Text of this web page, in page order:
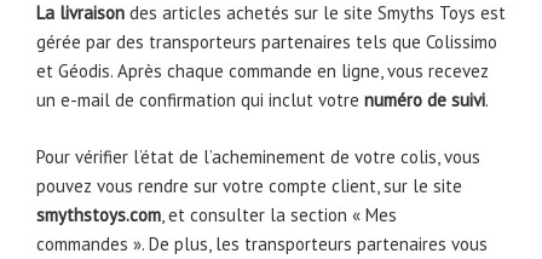
La livraison des articles achetés sur le site Smyths Toys est
gérée par des transporteurs partenaires tels que Colissimo
et Géodis. Après chaque commande en ligne, vous recevez
un e-mail de confirmation qui inclut votre numéro de suivi.
Pour vérifier l’état de l’acheminement de votre colis, vous
pouvez vous rendre sur votre compte client, sur le site
smythstoys.com , et consulter la section « Mes
commandes ». De plus, les transporteurs partenaires vous